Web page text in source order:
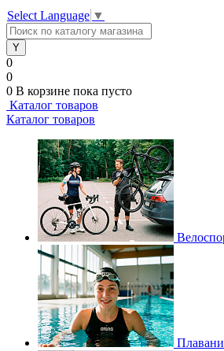
Select Language ▼
0
0
0 В корзине пока пусто
Каталог товаров
Каталог товаров